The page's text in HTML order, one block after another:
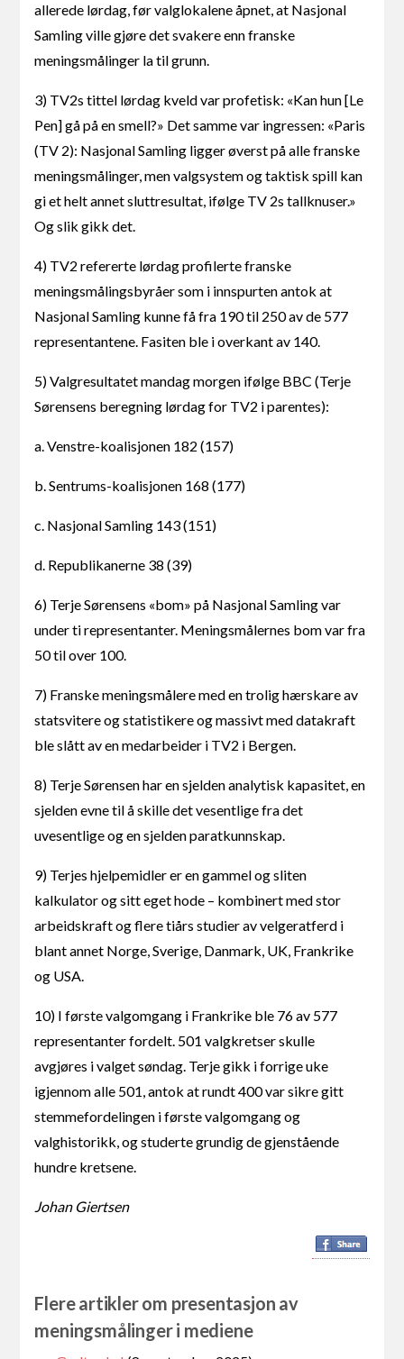
allerede lørdag, før valglokalene åpnet, at Nasjonal
Samling ville gjøre det svakere enn franske
meningsmålinger la til grunn.
3) TV2s tittel lørdag kveld var profetisk: «Kan hun [Le
Pen] gå på en smell?» Det samme var ingressen: «Paris
(TV 2): Nasjonal Samling ligger øverst på alle franske
meningsmålinger, men valgsystem og taktisk spill kan
gi et helt annet sluttresultat, ifølge TV 2s tallknuser.»
Og slik gikk det.
4) TV2 refererte lørdag profilerte franske
meningsmålingsbyråer som i innspurten antok at
Nasjonal Samling kunne få fra 190 til 250 av de 577
representantene. Fasiten ble i overkant av 140.
5) Valgresultatet mandag morgen ifølge BBC (Terje
Sørensens beregning lørdag for TV2 i parentes):
a. Venstre-koalisjonen 182 (157)
b. Sentrums-koalisjonen 168 (177)
c. Nasjonal Samling 143 (151)
d. Republikanerne 38 (39)
6) Terje Sørensens «bom» på Nasjonal Samling var
under ti representanter. Meningsmålernes bom var fra
50 til over 100.
7) Franske meningsmålere med en trolig hærskare av
statsvitere og statistikere og massivt med datakraft
ble slått av en medarbeider i TV2 i Bergen.
8) Terje Sørensen har en sjelden analytisk kapasitet, en
sjelden evne til å skille det vesentlige fra det
uvesentlige og en sjelden paratkunnskap.
9) Terjes hjelpemidler er en gammel og sliten
kalkulator og sitt eget hode – kombinert med stor
arbeidskraft og flere tiårs studier av velgeratferd i
blant annet Norge, Sverige, Danmark, UK, Frankrike
og USA.
10) I første valgomgang i Frankrike ble 76 av 577
representanter fordelt. 501 valgkretser skulle
avgjøres i valget søndag. Terje gikk i forrige uke
igjennom alle 501, antok at rundt 400 var sikre gitt
stemmefordelingen i første valgomgang og
valghistorikk, og studerte grundig de gjenstående
hundre kretsene.
Johan Giertsen
Flere artikler om presentasjon av
meningsmålinger i mediene